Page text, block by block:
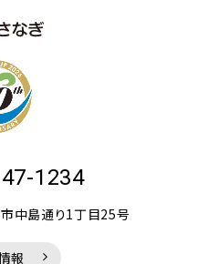
1234
中島通り1丁目25号
報